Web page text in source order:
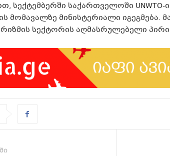
სექტემბერში საქართველოში
მომავალზე მინისტერიალი იგეგმება.
სექტორის აღმასრულებელი